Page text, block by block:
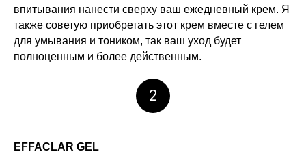
впитывания нанести сверху ваш ежедневный крем. Я
также советую приобретать этот крем вместе с гелем
для умывания и тоником, так ваш уход будет
полноценным и более действенным.
2
EFFACLAR GEL